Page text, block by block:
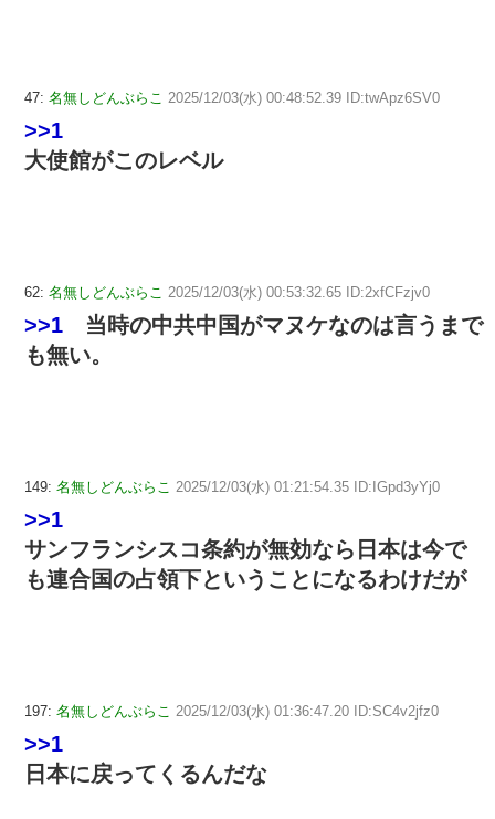
47: 名無しどんぶらこ 2025/12/03(水) 00:48:52.39 ID:twApz6SV0
>>1
大使館がこのレベル
62: 名無しどんぶらこ 2025/12/03(水) 00:53:32.65 ID:2xfCFzjv0
>>1 当時の中共中国がマヌケなのは言うまで
も無い。
149: 名無しどんぶらこ 2025/12/03(水) 01:21:54.35 ID:IGpd3yYj0
>>1
サンフランシスコ条約が無効なら日本は今で
も連合国の占領下ということになるわけだが
197: 名無しどんぶらこ 2025/12/03(水) 01:36:47.20 ID:SC4v2jfz0
>>1
日本に戻ってくるんだな